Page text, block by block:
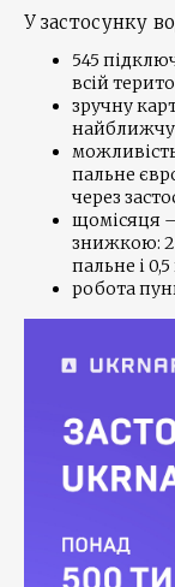
У застосунку
545
всій
зручну
найближчу
пальне
через
щомісяця –
знижкою: 2
пальне і
робота